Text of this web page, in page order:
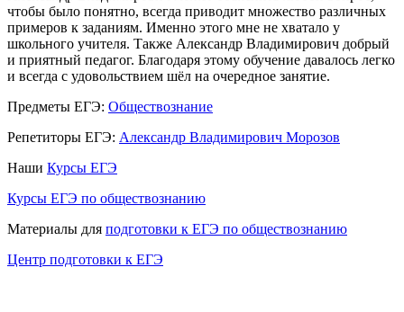
чтобы было понятно, всегда приводит множество различных
примеров к заданиям. Именно этого мне не хватало у
школьного учителя. Также Александр Владимирович добрый
и приятный педагог. Благодаря этому обучение давалось легко
и всегда с удовольствием шёл на очередное занятие.
Предметы ЕГЭ: Обществознание
Репетиторы ЕГЭ: Александр Владимирович Морозов
Наши Курсы ЕГЭ
Курсы ЕГЭ по обществознанию
Материалы для подготовки к ЕГЭ по обществознанию
Центр подготовки к ЕГЭ